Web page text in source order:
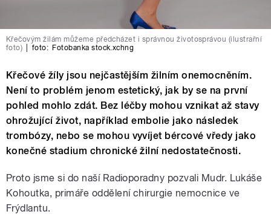
Křečovým žilám můžeme předcházet i správnou životosprávou (ilustrařní
foto)
foto: Fotobanka stock.xchng
Křečové žíly jsou nejčastějším žilním onemocněním.
Není to problém jenom estetický, jak by se na první
pohled mohlo zdát. Bez léčby mohou vznikat až stavy
ohrožující život, například embolie jako následek
trombózy, nebo se mohou vyvíjet bércové vředy jako
konečné stadium chronické žilní nedostatečnosti.
Proto jsme si do naší Radioporadny pozvali Mudr. Lukáše
Kohoutka, primáře oddělení chirurgie nemocnice ve
Frýdlantu.